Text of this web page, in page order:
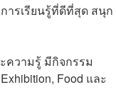
ารเรียนรู้ที่ดีที่สุด สนุก
ความรู้ มีกิจกรรม
Food และ